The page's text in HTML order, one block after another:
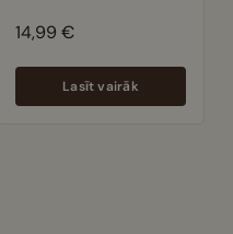
komplekts
14,99 €
Lasīt vairāk